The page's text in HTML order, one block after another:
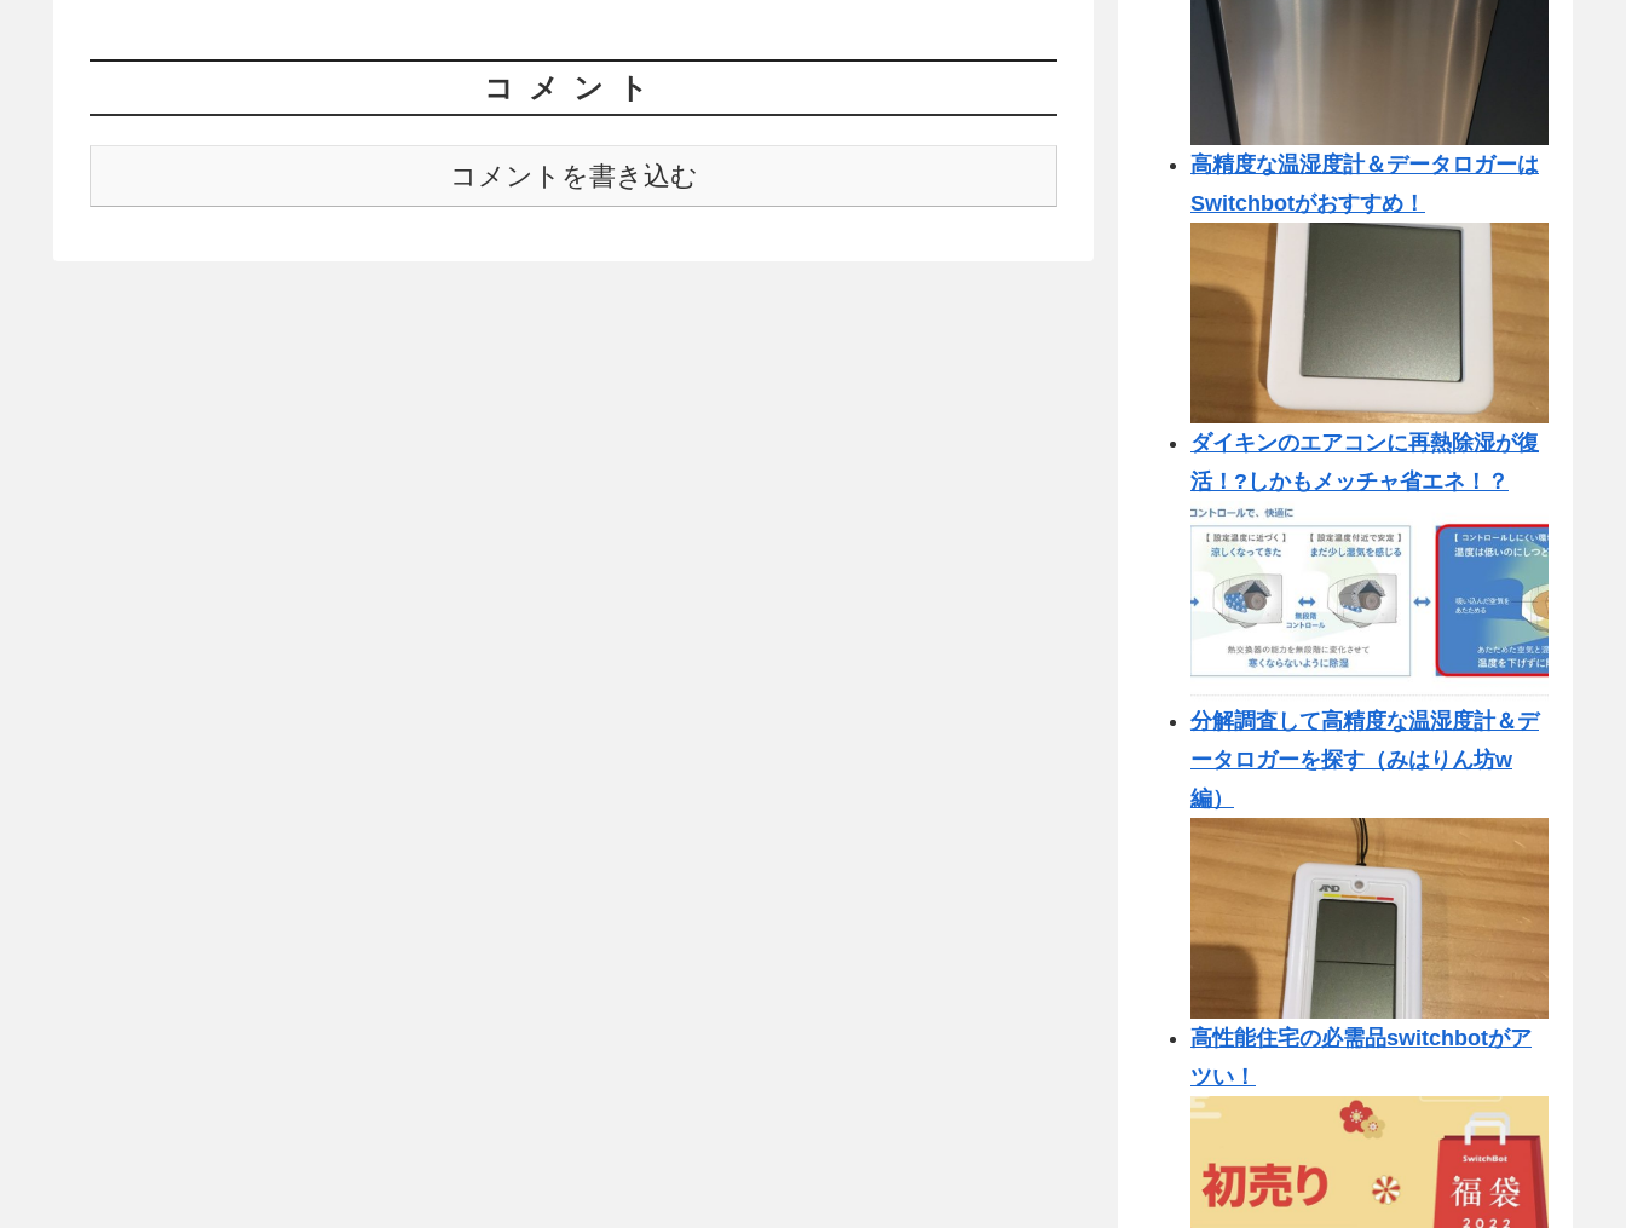
コメント
コメントを書き込む
高精度な温湿度計＆データロガーは
Switchbotがおすすめ！
ダイキンのエアコンに再熱除湿が復
活！?しかもメッチャ省エネ！？
分解調査して高精度な温湿度計＆デ
ータロガーを探す（みはりん坊w
編）
高性能住宅の必需品switchbotがア
ツい！